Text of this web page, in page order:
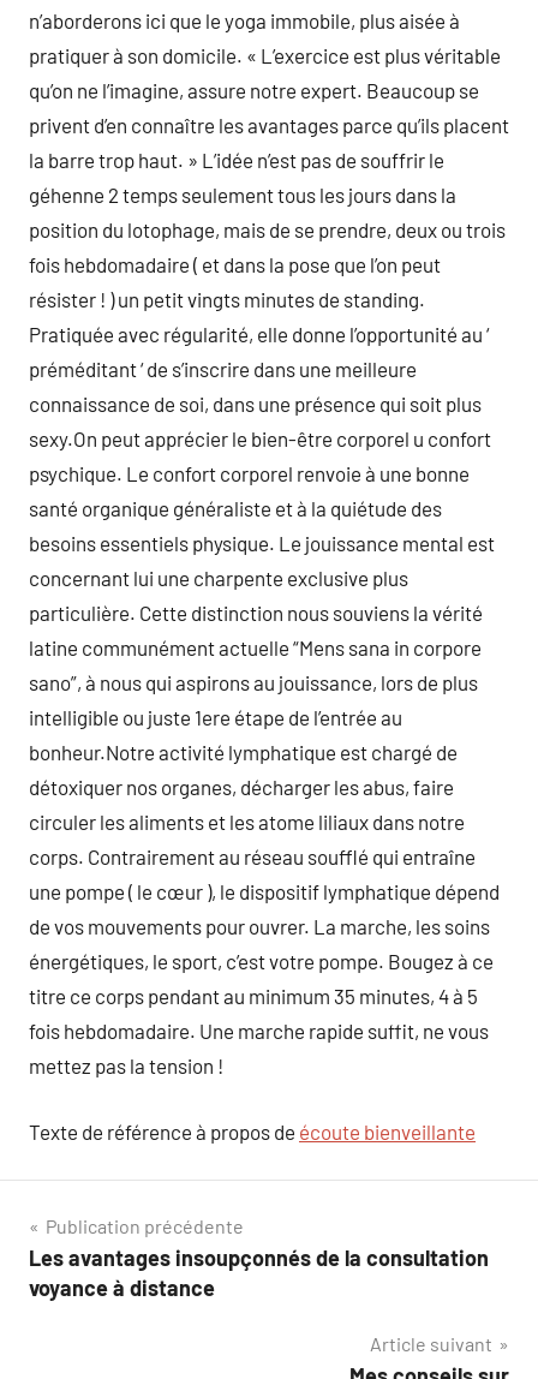
n’aborderons ici que le yoga immobile, plus aisée à
pratiquer à son domicile. « L’exercice est plus véritable
qu’on ne l’imagine, assure notre expert. Beaucoup se
privent d’en connaître les avantages parce qu’ils placent
la barre trop haut. » L’idée n’est pas de souffrir le
géhenne 2 temps seulement tous les jours dans la
position du lotophage, mais de se prendre, deux ou trois
fois hebdomadaire ( et dans la pose que l’on peut
résister ! ) un petit vingts minutes de standing.
Pratiquée avec régularité, elle donne l’opportunité au ‘
préméditant ‘ de s’inscrire dans une meilleure
connaissance de soi, dans une présence qui soit plus
sexy.On peut apprécier le bien-être corporel u confort
psychique. Le confort corporel renvoie à une bonne
santé organique généraliste et à la quiétude des
besoins essentiels physique. Le jouissance mental est
concernant lui une charpente exclusive plus
particulière. Cette distinction nous souviens la vérité
latine communément actuelle “Mens sana in corpore
sano”, à nous qui aspirons au jouissance, lors de plus
intelligible ou juste 1ere étape de l’entrée au
bonheur.Notre activité lymphatique est chargé de
détoxiquer nos organes, décharger les abus, faire
circuler les aliments et les atome liliaux dans notre
corps. Contrairement au réseau soufflé qui entraîne
une pompe ( le cœur ), le dispositif lymphatique dépend
de vos mouvements pour ouvrer. La marche, les soins
énergétiques, le sport, c’est votre pompe. Bougez à ce
titre ce corps pendant au minimum 35 minutes, 4 à 5
fois hebdomadaire. Une marche rapide suffit, ne vous
mettez pas la tension !
Texte de référence à propos de écoute bienveillante
Navigation
de
Publication précédente
Les avantages insoupçonnés de la consultation
voyance à distance
Article suivant